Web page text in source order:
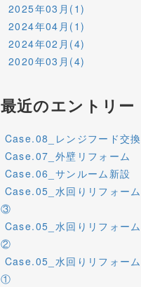
2025年03月(1)
2024年04月(1)
2024年02月(4)
2020年03月(4)
最近のエントリー
Case.08_レンジフード交換
Case.07_外壁リフォーム
Case.06_サンルーム新設
Case.05_水回りリフォーム
③
Case.05_水回りリフォーム
②
Case.05_水回りリフォーム
①